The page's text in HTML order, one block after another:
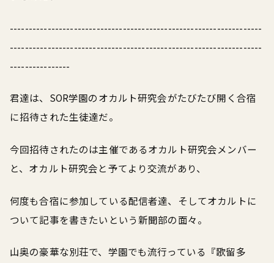
-------------------------------------------------------------------
-------------------------------------------------------------------
----------------
君達は、SOR学園のオカルト研究会がたびたび開く合宿
に招待された生徒達だ。
今回招待されたのは主催であるオカルト研究会メンバー
と、オカルト研究会と予てより交流があり、
何度も合宿に参加している配信者達、そしてオカルトに
ついて記事を書きたいという新聞部の面々。
山奥の豪華な別荘で、学園でも流行っている『歌留多